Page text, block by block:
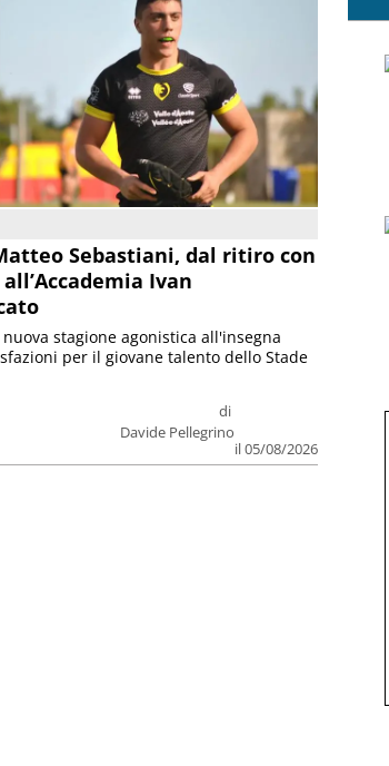
Sebastiani, dal ritiro con
Ivan
di
Davide Pellegrino
il 05/08/2026
stagione agonistica all'insegna
per il giovane talento dello Stade